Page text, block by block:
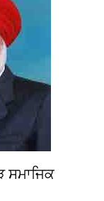
ਸਮਾਜਿਕ